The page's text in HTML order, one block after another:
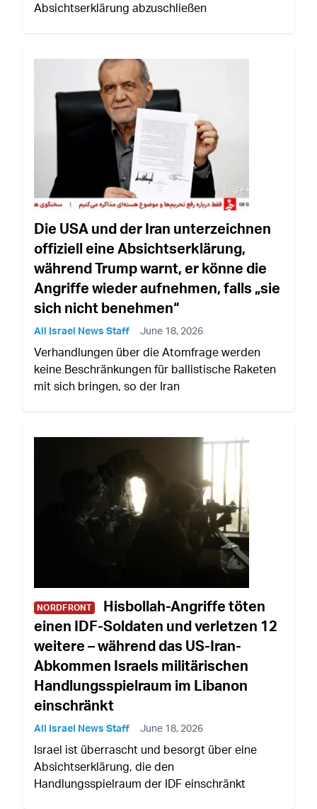
Absichtserklärung abzuschließen
Die USA und der Iran unterzeichnen
offiziell eine Absichtserklärung,
während Trump warnt, er könne die
Angriffe wieder aufnehmen, falls „sie
sich nicht benehmen“
All Israel News Staff June 18, 2026
Verhandlungen über die Atomfrage werden
keine Beschränkungen für ballistische Raketen
mit sich bringen, so der Iran
NORDFRONT
Hisbollah-Angriffe töten
einen IDF-Soldaten und verletzen 12
weitere – während das US-Iran-
Abkommen Israels militärischen
Handlungsspielraum im Libanon
einschränkt
All Israel News Staff June 18, 2026
Israel ist überrascht und besorgt über eine
Absichtserklärung, die den
Handlungsspielraum der IDF einschränkt